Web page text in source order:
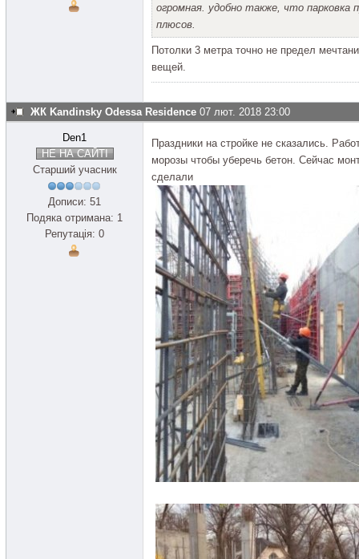
огромная. удобно также, что парковка
плюсов.
Потолки 3 метра точно не предел
вещей.
ЖК Kandinsky Odessa Residence 07 лют. 2018 23:00
Den1
НЕ НА САЙТІ
Старший учасник
Дописи: 51
Подяка отримана: 1
Репутація: 0
Праздники на стройке не сказались.
морозы чтобы уберечь бетон. Сейчас
сделали